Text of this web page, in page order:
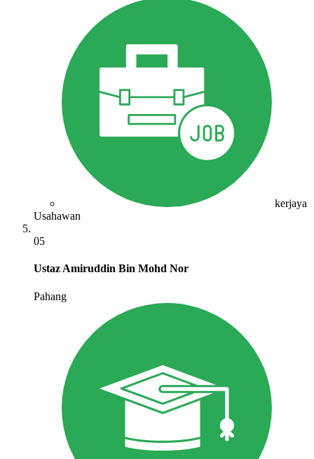
kerjaya
Usahawan
05
Ustaz Amiruddin Bin Mohd Nor
Pahang